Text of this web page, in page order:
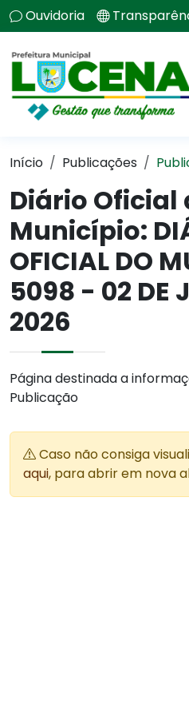
Ouvidoria
Início Publicações
Diário Oficial
Município:
OFICIAL DO
5098 - 02 DE
2026
Página destinada a
Publicação
Caso não consiga
aqui, para abrir em nova